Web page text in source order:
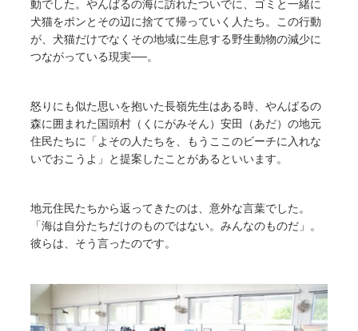
動でした。やんばるの海に訪れたついでに、ゴミと一緒に
犬猫をポンとその辺に捨てて帰っていく人たち。この行動
が、犬猫だけでなくその地域に生息する野生動物の減少に
つながっている現実──。
怒りにも似た思いを抱いた長嶺先生はある時、やんばるの
森に囲まれた国頭村（くにがみそん）安田（あだ）の地元
住民たちに「よその人たちを、もうここのビーチに入れな
いでおこうよ」と提案したことがあるといいます。
地元住民たちから返ってきたのは、意外な言葉でした。
「海は自分たちだけのものではない。みんなのものだ」。
彼らは、そう言ったのです。